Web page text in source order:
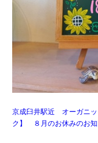
京成臼井駅近 オーガニッ
ク】 ８月のお休みのお